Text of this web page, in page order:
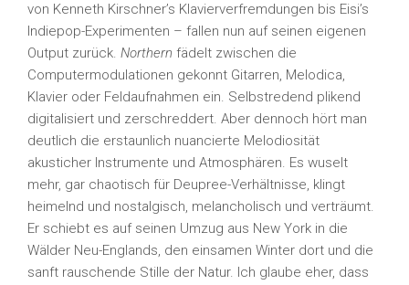
von Kenneth Kirschner’s Klavierverfremdungen bis Eisi’s
Indiepop-Experimenten – fallen nun auf seinen eigenen
Output zurück. Northern fädelt zwischen die
Computermodulationen gekonnt Gitarren, Melodica,
Klavier oder Feldaufnahmen ein. Selbstredend plikend
digitalisiert und zerschreddert. Aber dennoch hört man
deutlich die erstaunlich nuancierte Melodiosität
akusticher Instrumente und Atmosphären. Es wuselt
mehr, gar chaotisch für Deupree-Verhältnisse, klingt
heimelnd und nostalgisch, melancholisch und verträumt.
Er schiebt es auf seinen Umzug aus New York in die
Wälder Neu-Englands, den einsamen Winter dort und die
sanft rauschende Stille der Natur. Ich glaube eher, dass